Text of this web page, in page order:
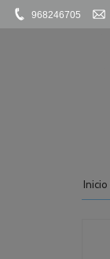
968246705
Inicio